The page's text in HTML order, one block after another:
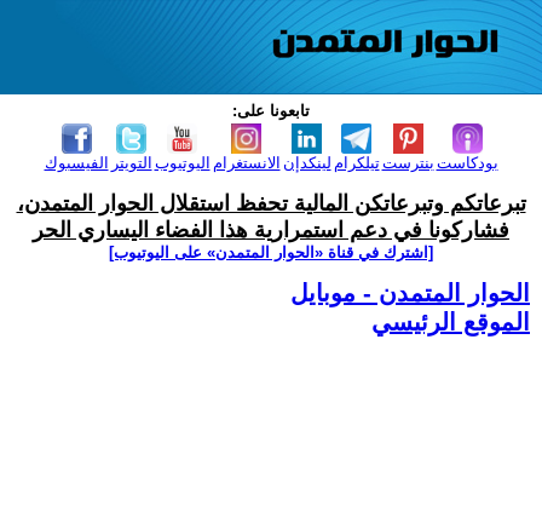
تابعونا على:
الفيسبوك التويتر اليوتيوب الانستغرام لينكدإن تيلكرامبنترست بودكاست
تبرعاتكم وتبرعاتكن المالية تحفظ استقلال الحوار المتمدن،
فشاركونا في دعم استمرارية هذا الفضاء اليساري الحر
[اشترك في قناة ‫«الحوار المتمدن» على اليوتيوب]
الحوار المتمدن - موبايل
الموقع الرئيسي